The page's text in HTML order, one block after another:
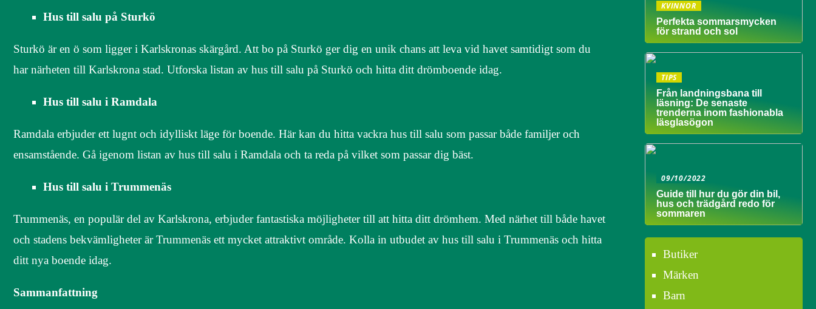
Hus till salu på Sturkö
Sturkö är en ö som ligger i Karlskronas skärgård. Att bo på Sturkö ger dig en unik chans att leva vid havet samtidigt som du
har närheten till Karlskrona stad. Utforska listan av hus till salu på Sturkö och hitta ditt drömboende idag.
Hus till salu i Ramdala
Ramdala erbjuder ett lugnt och idylliskt läge för boende. Här kan du hitta vackra hus till salu som passar både familjer och
ensamstående. Gå igenom listan av hus till salu i Ramdala och ta reda på vilket som passar dig bäst.
Hus till salu i Trummenäs
Trummenäs, en populär del av Karlskrona, erbjuder fantastiska möjligheter till att hitta ditt drömhem. Med närhet till både havet
och stadens bekvämligheter är Trummenäs ett mycket attraktivt område. Kolla in utbudet av hus till salu i Trummenäs och hitta
ditt nya boende idag.
Sammanfattning
KVINNOR
Perfekta sommarsmycken
för strand och sol
TIPS
Från landningsbana till
läsning: De senaste
trenderna inom fashionabla
läsglasögon
09/10/2022
Guide till hur du gör din bil,
hus och trädgård redo för
sommaren
Butiker
Märken
Barn